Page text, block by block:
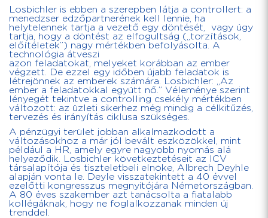
Losbichler is ebben a szerepben látja a controllert: a
menedzser edzőpartnerének kell lennie, ha
helytelennek tartja a vezető egy döntését, vagy úgy
tartja, hogy a döntést az elfogultság („torzítások,
előítéletek”) nagy mértékben befolyásolta. A
technológia átveszi
azon feladatokat, melyeket korábban az ember
végzett. De ezzel egy időben újabb feladatok is
létrejönnek az emberek számára. Losbichler: „Az
ember a feladatokkal együtt nő.” Véleménye szerint
lényegét tekintve a controlling csekély mértékben
változott: az üzleti sikerhez még mindig a célkitűzés,
tervezés és irányítás ciklusa szükséges.
A pénzügyi terület jobban alkalmazkodott a
változásokhoz a már jól bevált eszközökkel, mint
például a HR, amely egyre nagyobb nyomás alá
helyeződik. Losbichler következtetéseit az ICV
társalapítója és tiszteletbeli elnöke, Albrech Deyhle
alapján vonta le. Deyle visszatekintett a 40 évvel
ezelőtti kongresszus megnyitójára Németországban.
A 80 éves szakember azt tanácsolta a fiatalabb
kollégáknak, hogy ne foglalkozzanak minden új
trenddel.